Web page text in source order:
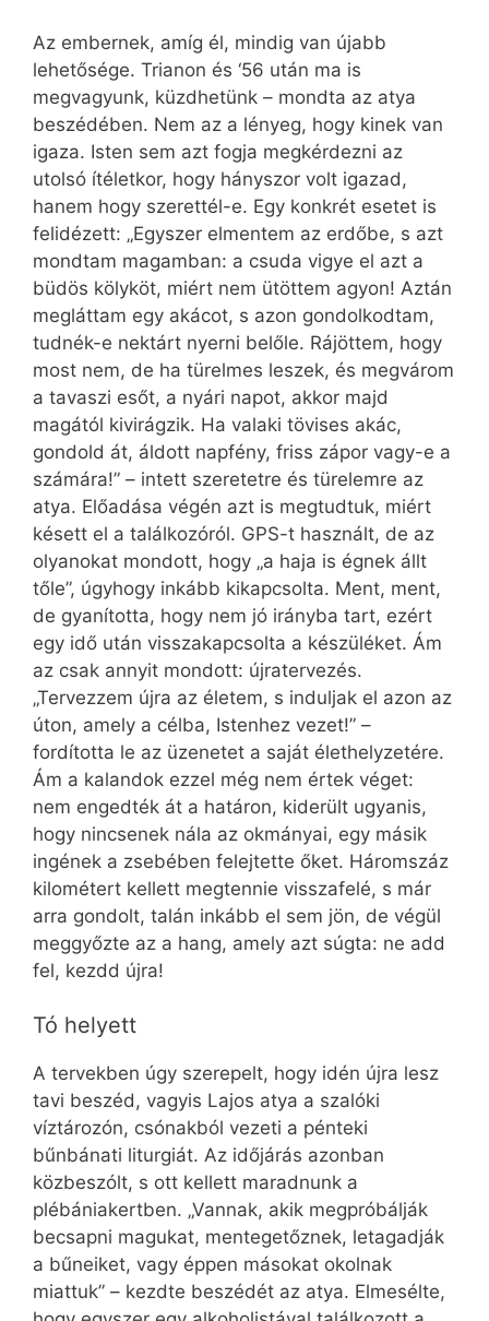
Az embernek, amíg él, mindig van újabb
lehetősége. Trianon és ‘56 után ma is
megvagyunk, küzdhetünk – mondta az atya
beszédében. Nem az a lényeg, hogy kinek van
igaza. Isten sem azt fogja megkérdezni az
utolsó ítéletkor, hogy hányszor volt igazad,
hanem hogy szerettél-e. Egy konkrét esetet is
felidézett: „Egyszer elmentem az erdőbe, s azt
mondtam magamban: a csuda vigye el azt a
büdös kölyköt, miért nem ütöttem agyon! Aztán
megláttam egy akácot, s azon gondolkodtam,
tudnék-e nektárt nyerni belőle. Rájöttem, hogy
most nem, de ha türelmes leszek, és megvárom
a tavaszi esőt, a nyári napot, akkor majd
magától kivirágzik. Ha valaki tövises akác,
gondold át, áldott napfény, friss zápor vagy-e a
számára!” – intett szeretetre és türelemre az
atya. Előadása végén azt is megtudtuk, miért
késett el a találkozóról. GPS-t használt, de az
olyanokat mondott, hogy „a haja is égnek állt
tőle”, úgyhogy inkább kikapcsolta. Ment, ment,
de gyanította, hogy nem jó irányba tart, ezért
egy idő után visszakapcsolta a készüléket. Ám
az csak annyit mondott: újratervezés.
„Tervezzem újra az életem, s induljak el azon az
úton, amely a célba, Istenhez vezet!” –
fordította le az üzenetet a saját élethelyzetére.
Ám a kalandok ezzel még nem értek véget:
nem engedték át a határon, kiderült ugyanis,
hogy nincsenek nála az okmányai, egy másik
ingének a zsebében felejtette őket. Háromszáz
kilométert kellett megtennie visszafelé, s már
arra gondolt, talán inkább el sem jön, de végül
meggyőzte az a hang, amely azt súgta: ne add
fel, kezdd újra!
Tó helyett
A tervekben úgy szerepelt, hogy idén újra lesz
tavi beszéd, vagyis Lajos atya a szalóki
víztározón, csónakból vezeti a pénteki
bűnbánati liturgiát. Az időjárás azonban
közbeszólt, s ott kellett maradnunk a
plébániakertben. „Vannak, akik megpróbálják
becsapni magukat, mentegetőznek, letagadják
a bűneiket, vagy éppen másokat okolnak
miattuk” – kezdte beszédét az atya. Elmesélte,